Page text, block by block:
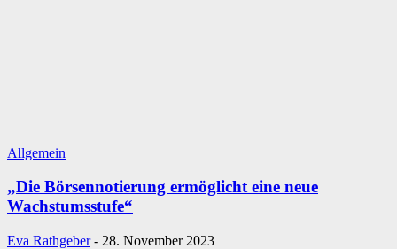
Allgemein
„Die Börsennotierung ermöglicht eine neue
Wachstumsstufe“
Eva Rathgeber - 28. November 2023